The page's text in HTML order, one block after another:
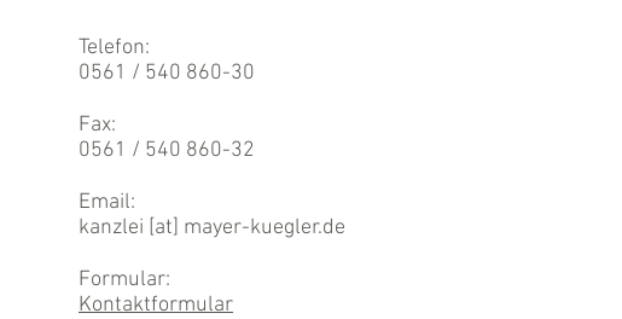
Telefon:
0561 / 540 860-30
Fax:
0561 / 540 860-32
Email:
kanzlei [at] mayer-kuegler.de
Formular:
Kontaktformular